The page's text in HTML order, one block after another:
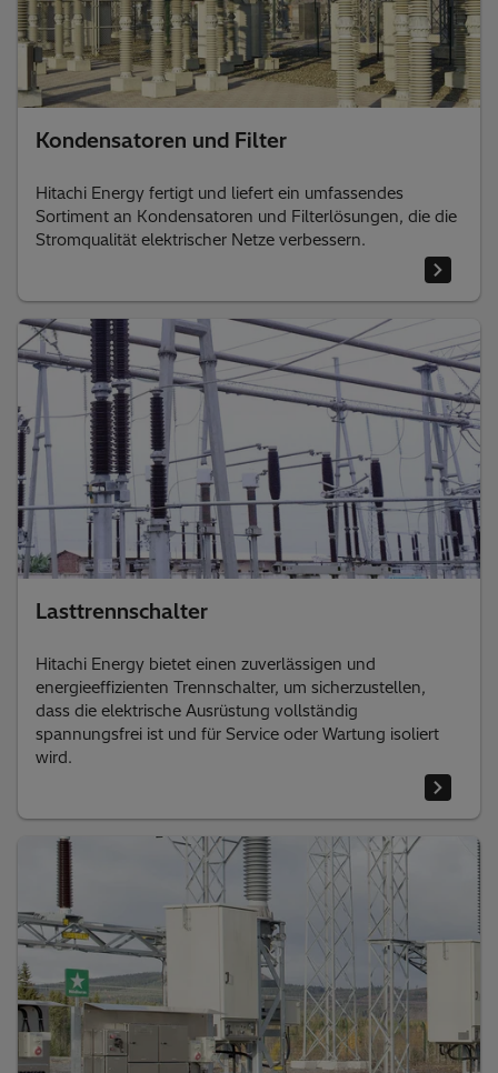
Kondensatoren und Filter
Hitachi Energy fertigt und liefert ein umfassendes
Sortiment an Kondensatoren und Filterlösungen, die die
Stromqualität elektrischer Netze verbessern.
Lasttrennschalter
Hitachi Energy bietet einen zuverlässigen und
energieeffizienten Trennschalter, um sicherzustellen,
dass die elektrische Ausrüstung vollständig
spannungsfrei ist und für Service oder Wartung isoliert
wird.